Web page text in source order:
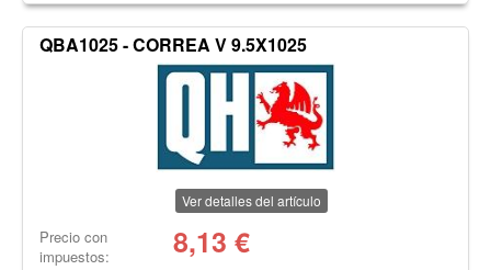
QBA1025 - CORREA V 9.5X1025
Ver detalles del artículo
Precio con
impuestos:
8,13 €